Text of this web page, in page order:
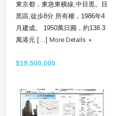
東京都，東急東横線,中目黒。目
黒區,徒歩8分 所有權，1986年4
月建成。 1950萬日圓，約138.3
萬港元 […]More Details
$19,500,000